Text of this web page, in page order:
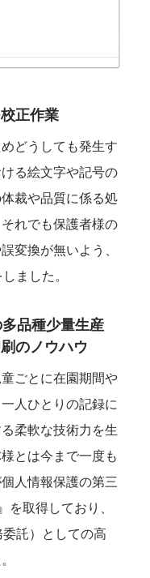
正作業
どうしても発生す
る絵文字や記号の
裁や品質に係る処
れでも保護者様の
変換が無いよう、
ました。
品種少量生産
のノウハウ
ごとに在園期間や
人ひとりの記録に
柔軟な技術力を生
とは今まで一度も
人情報保護の第三
取得しており、
託）としての高